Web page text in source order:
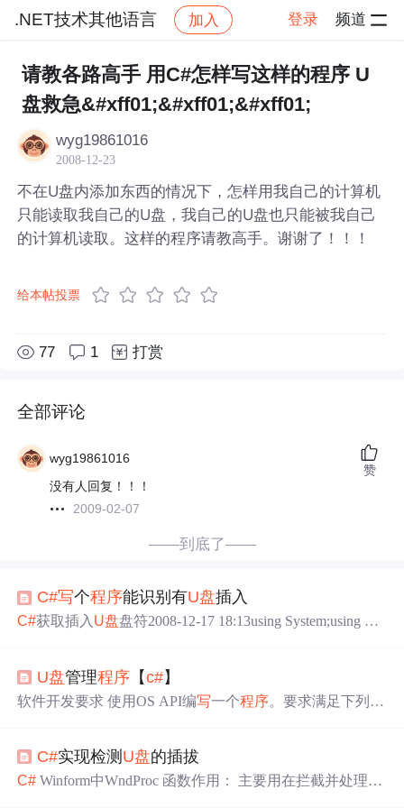
.NET技术其他语言 加入 登录 频道
社区 .NET技术其他语言 帖子详情
请教各路高手 用C#怎样写这样的程序 U
盘救急&#xff01;&#xff01;&#xff01;
wyg19861016
2008-12-23
不在U盘内添加东西的情况下，怎样用我自己的计算机
只能读取我自己的U盘，我自己的U盘也只能被我自己
的计算机读取。这样的程序请教高手。谢谢了！！！
给本帖投票
77 1 打赏
全部评论
wyg19861016
没有人回复！！！
2009-02-07
赞
——到底了——
C#写个程序能识别有U盘插入
C#获取插入 U盘盘符2008-12-17 18:13using System;using Sys
stem.Text;using Syste
U盘管理程序 【c#】
软件开发要求 使用OS API编写一个程序。要求满足下列条
U盘
上的文件 5、可以禁止和开启
PI的作用 软件实现情况介绍 软件图片 图一（软件主界
C#实现检测 U盘的插拔
C# Winform中WndProc 函数作用： 主要用在拦截并处理系